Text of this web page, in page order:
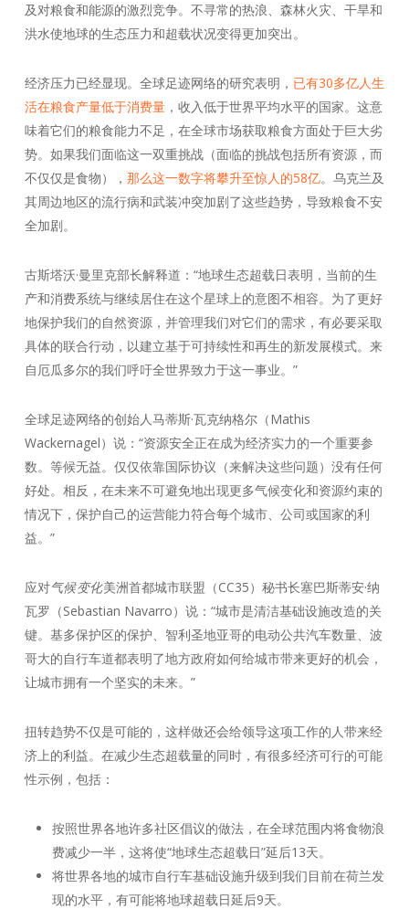
及对粮食和能源的激烈竞争。不寻常的热浪、森林火灾、干旱和
洪水使地球的生态压力和超载状况变得更加突出。
经济压力已经显现。全球足迹网络的研究表明， 已有30多亿人生
活在粮食产量低于消费量，收入低于世界平均水平的国家。这意
味着它们的粮食能力不足，在全球市场获取粮食方面处于巨大劣
势。如果我们面临这一双重挑战（面临的挑战包括所有资源，而
不仅仅是食物）， 那么这一数字将攀升至惊人的58亿。乌克兰及
其周边地区的流行病和武装冲突加剧了这些趋势，导致粮食不安
全加剧。
古斯塔沃·曼里克部长解释道：“地球生态超载日表明，当前的生
产和消费系统与继续居住在这个星球上的意图不相容。为了更好
地保护我们的自然资源，并管理我们对它们的需求，有必要采取
具体的联合行动，以建立基于可持续性和再生的新发展模式。来
自厄瓜多尔的我们呼吁全世界致力于这一事业。”
全球足迹网络的创始人马蒂斯·瓦克纳格尔（Mathis
Wackernagel）说：“资源安全正在成为经济实力的一个重要参
数。等候无益。仅仅依靠国际协议（来解决这些问题）没有任何
好处。相反，在未来不可避免地出现更多气候变化和资源约束的
情况下，保护自己的运营能力符合每个城市、公司或国家的利
益。”
应对气候变化美洲首都城市联盟（CC35）秘书长塞巴斯蒂安·纳
瓦罗（Sebastian Navarro）说：“城市是清洁基础设施改造的关
键。基多保护区的保护、智利圣地亚哥的电动公共汽车数量、波
哥大的自行车道都表明了地方政府如何给城市带来更好的机会，
让城市拥有一个坚实的未来。”
扭转趋势不仅是可能的，这样做还会给领导这项工作的人带来经
济上的利益。在减少生态超载量的同时，有很多经济可行的可能
性示例，包括：
按照世界各地许多社区倡议的做法，在全球范围内将食物浪
费减少一半，这将使“地球生态超载日”延后13天。
将世界各地的城市自行车基础设施升级到我们目前在荷兰发
现的水平，有可能将地球超载日延后9天。